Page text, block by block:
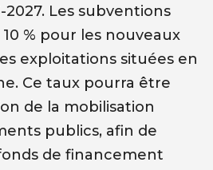
2027. Les subventions
% pour les nouveaux
exploitations situées en
Ce taux pourra être
de la mobilisation
publics, afin de
de financement